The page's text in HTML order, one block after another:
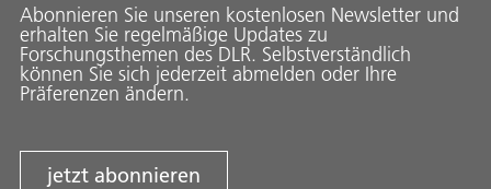
Abonnieren Sie unseren kostenlosen Newsletter und
erhalten Sie regelmäßige Updates zu
Forschungsthemen des DLR. Selbstverständlich
können Sie sich jederzeit abmelden oder Ihre
Präferenzen ändern.
jetzt abonnieren